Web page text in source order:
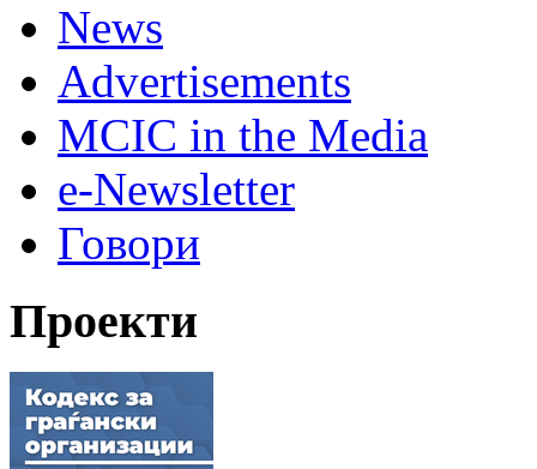
News
Advertisements
MCIC in the Media
e-Newsletter
Говори
Проекти